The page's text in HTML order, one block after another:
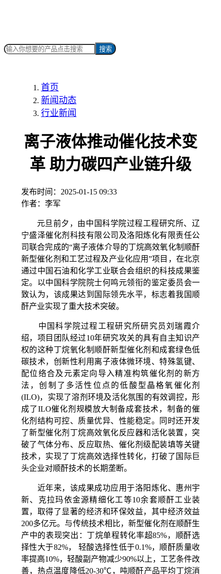
搜索
首页
新闻动态
行业新闻
离子液体推动催化技术变
革 助力碳四产业链升级
发布时间： 2025-01-15 09:33
作者： 李军
元旦前夕，由中国科学院过程工程研究所、辽
宁盛泽催化剂科技有限公司及洛阳炼化有限责任公
司联合完成的“离子液体介导的丁烷高效氧化制顺酐
新型催化剂和工艺过程及产业化应用”项目，在北京
通过中国石油和化学工业联合会组织的科技成果鉴
定。以中国科学院院士何鸣元领衔的鉴定委员会一
致认为，该成果达到国际领先水平，标志着我国顺
酐产业实现了重大技术突破。
中国科学院过程工程研究所研究员刘瑞霞介
绍，项目团队经过10年研究攻关的具有自主知识产
权的这种丁烷氧化制顺酐新型催化剂和成套绿色低
碳技术，创新性利用离子液体微环境、特殊氢键、
配位络合及元素定向导入精准构筑催化剂的新方
法，创制了多活性位点的低酸型晶格氧催化剂
(ILO)，实现了溶剂环境及活化氛围的有效调控，形
成了ILO催化剂规模放大制备成套技术，制备的催
化剂结构可控、质量优异、性能稳定。同时还开发
了新型催化剂丁烷高效氧化反应器和活化装置，突
破了气体分布、反应取热、催化剂级配装填等关键
技术，实现了丁烷高效选择性转化，打破了国际巨
头企业对顺酐技术的长期垄断。
近年来，该成果成功应用于洛阳炼化、惠州宇
新、克拉玛依金源精细化工等10余套顺酐工业装
置，取得了显著的经济和环保效益，其中经济效益
200多亿元。与传统技术相比，新型催化剂在顺酐生
产中的表现突出：丁烷单程转化率超85%，顺酐选
择性大于82%， 轻酸选择性低于0.1%， 顺酐质量收
率提高10%，轻酸副产物减少90%以上，工艺条件改
善，热点温度降低20-30℃， 吨顺酐产品平均丁烷消